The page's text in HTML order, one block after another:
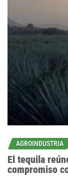
AGROINDUSTRIA
El tequila
compromiso